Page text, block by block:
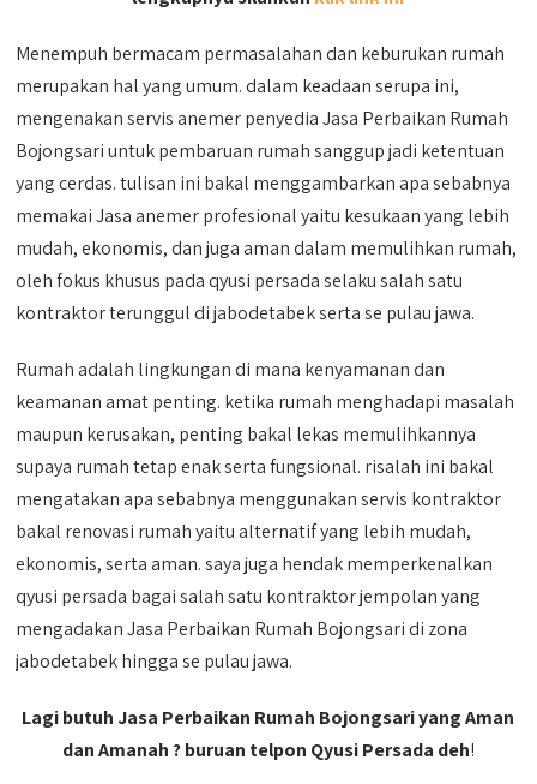
Menempuh bermacam permasalahan dan keburukan rumah
merupakan hal yang umum. dalam keadaan serupa ini,
mengenakan servis anemer penyedia Jasa Perbaikan Rumah
Bojongsari untuk pembaruan rumah sanggup jadi ketentuan
yang cerdas. tulisan ini bakal menggambarkan apa sebabnya
memakai Jasa anemer profesional yaitu kesukaan yang lebih
mudah, ekonomis, dan juga aman dalam memulihkan rumah,
oleh fokus khusus pada qyusi persada selaku salah satu
kontraktor terunggul di jabodetabek serta se pulau jawa.
Rumah adalah lingkungan di mana kenyamanan dan
keamanan amat penting. ketika rumah menghadapi masalah
maupun kerusakan, penting bakal lekas memulihkannya
supaya rumah tetap enak serta fungsional. risalah ini bakal
mengatakan apa sebabnya menggunakan servis kontraktor
bakal renovasi rumah yaitu alternatif yang lebih mudah,
ekonomis, serta aman. saya juga hendak memperkenalkan
qyusi persada bagai salah satu kontraktor jempolan yang
mengadakan Jasa Perbaikan Rumah Bojongsari di zona
jabodetabek hingga se pulau jawa.
Lagi butuh Jasa Perbaikan Rumah Bojongsari yang Aman
dan Amanah ? buruan telpon Qyusi Persada deh!